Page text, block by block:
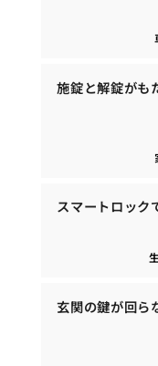
施錠と解錠がも
スマートロック
玄関の鍵が回ら